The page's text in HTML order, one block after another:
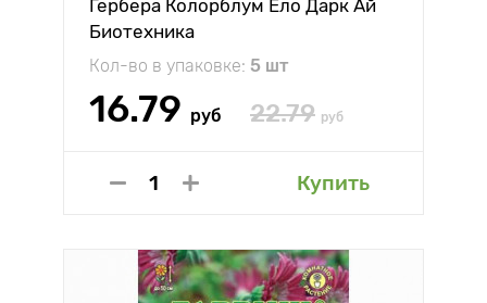
Гербера Колорблум Ело Дарк Ай
Биотехника
Кол-во в упаковке: 5 шт
16.79 руб 22.79 руб
Купить